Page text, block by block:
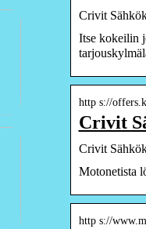
Crivit
Itse kokeilin
http s://
Crivit
Crivit
Motonetista
http s://